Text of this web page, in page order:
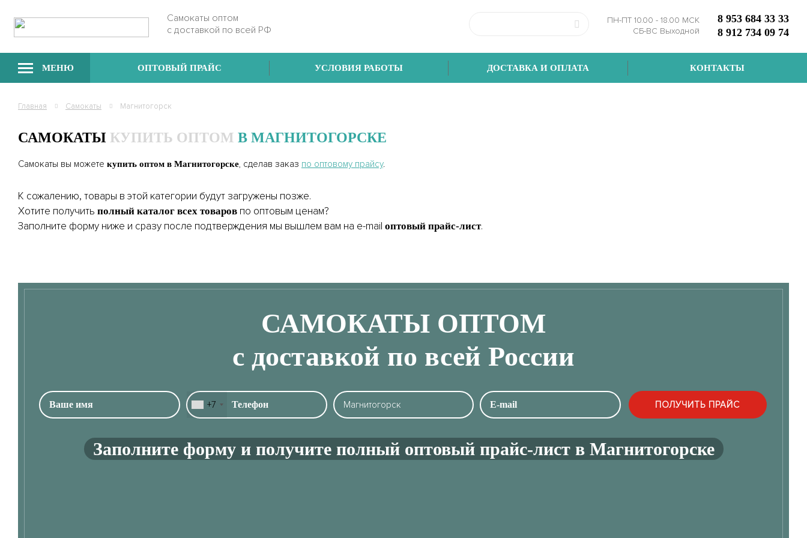
Самокаты оптом
с доставкой по всей РФ
ПН-ПТ 10.00 - 18.00 МСК
СБ-ВС Выходной
8 953 684 33 33
8 912 734 09 74
МЕНЮ ОПТОВЫЙ ПРАЙС УСЛОВИЯ РАБОТЫ ДОСТАВКА И ОПЛАТА КОНТАКТЫ
Главная Самокаты Магнитогорск
САМОКАТЫ КУПИТЬ ОПТОМ В МАГНИТОГОРСКЕ
Самокаты вы можете купить оптом в Магнитогорске, сделав заказ по оптовому прайсу.
К сожалению, товары в этой категории будут загружены позже.
Хотите получить полный каталог всех товаров по оптовым ценам?
Заполните форму ниже и сразу после подтверждения мы вышлем вам на e-mail оптовый прайс-лист.
САМОКАТЫ ОПТОМ
с доставкой по всей России
+7
Заполните форму и получите полный оптовый прайс-лист в Магнитогорске